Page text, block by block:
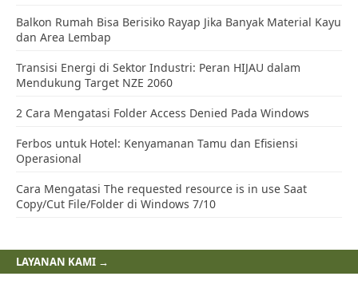
Balkon Rumah Bisa Berisiko Rayap Jika Banyak Material Kayu
dan Area Lembap
Transisi Energi di Sektor Industri: Peran HIJAU dalam
Mendukung Target NZE 2060
2 Cara Mengatasi Folder Access Denied Pada Windows
Ferbos untuk Hotel: Kenyamanan Tamu dan Efisiensi
Operasional
Cara Mengatasi The requested resource is in use Saat
Copy/Cut File/Folder di Windows 7/10
LAYANAN KAMI →